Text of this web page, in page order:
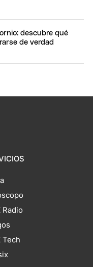
descubre qué
de verdad
Radio
Tech